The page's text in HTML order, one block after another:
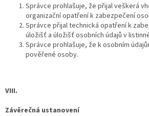
Správce prohlašuje, že přijal veškerá
organizační opatření k zabezpečení
Správce přijal technická opatření k
úložišť a úložišť osobních údajů v
Správce prohlašuje, že k osobním
pověřené osoby.
VIII.
Závěrečná ustanovení